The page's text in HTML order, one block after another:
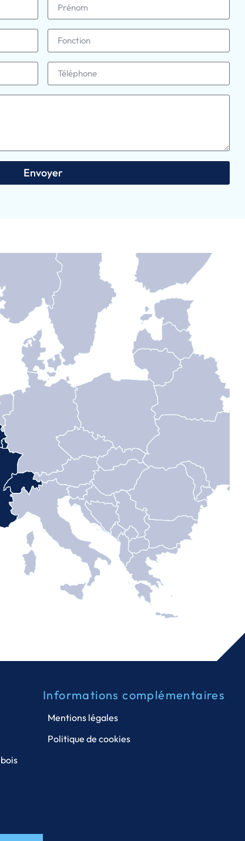
Envoyer
Informations complémentaires
Mentions légales
Politique de cookies